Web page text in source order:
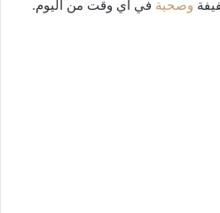
وصحية في أي وقت من اليوم.